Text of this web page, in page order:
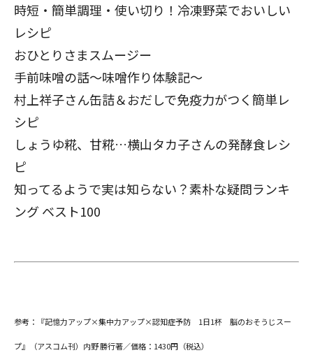
時短・簡単調理・使い切り！冷凍野菜でおいしい
レシピ
おひとりさまスムージー
手前味噌の話～味噌作り体験記～
村上祥子さん缶詰＆おだしで免疫力がつく簡単レ
シピ
しょうゆ糀、甘糀…横山タカ子さんの発酵食レシ
ピ
知ってるようで実は知らない？素朴な疑問ランキ
ング ベスト100
参考：『記憶力アップ×集中力アップ×認知症予防 1日1杯 脳のおそうじスー
プ』（アスコム刊）内野 勝行著／価格：1430円（税込）